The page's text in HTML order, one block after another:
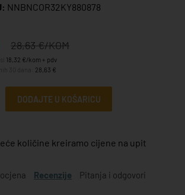
NNBNCOR32KY880878
28,63 €/KOM
18,32 €/kom + pdv
28,63 €
DODAJTE U KOŠARICU
količine kreiramo cijene na upit
Recenzije Pitanja i odgovori